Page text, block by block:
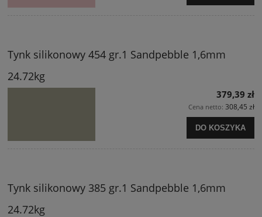
Tynk silikonowy 454 gr.1 Sandpebble 1,6mm
24.72kg
379,39 zł
Cena netto: 308,45 zł
DO KOSZYKA
Tynk silikonowy 385 gr.1 Sandpebble 1,6mm
24.72kg